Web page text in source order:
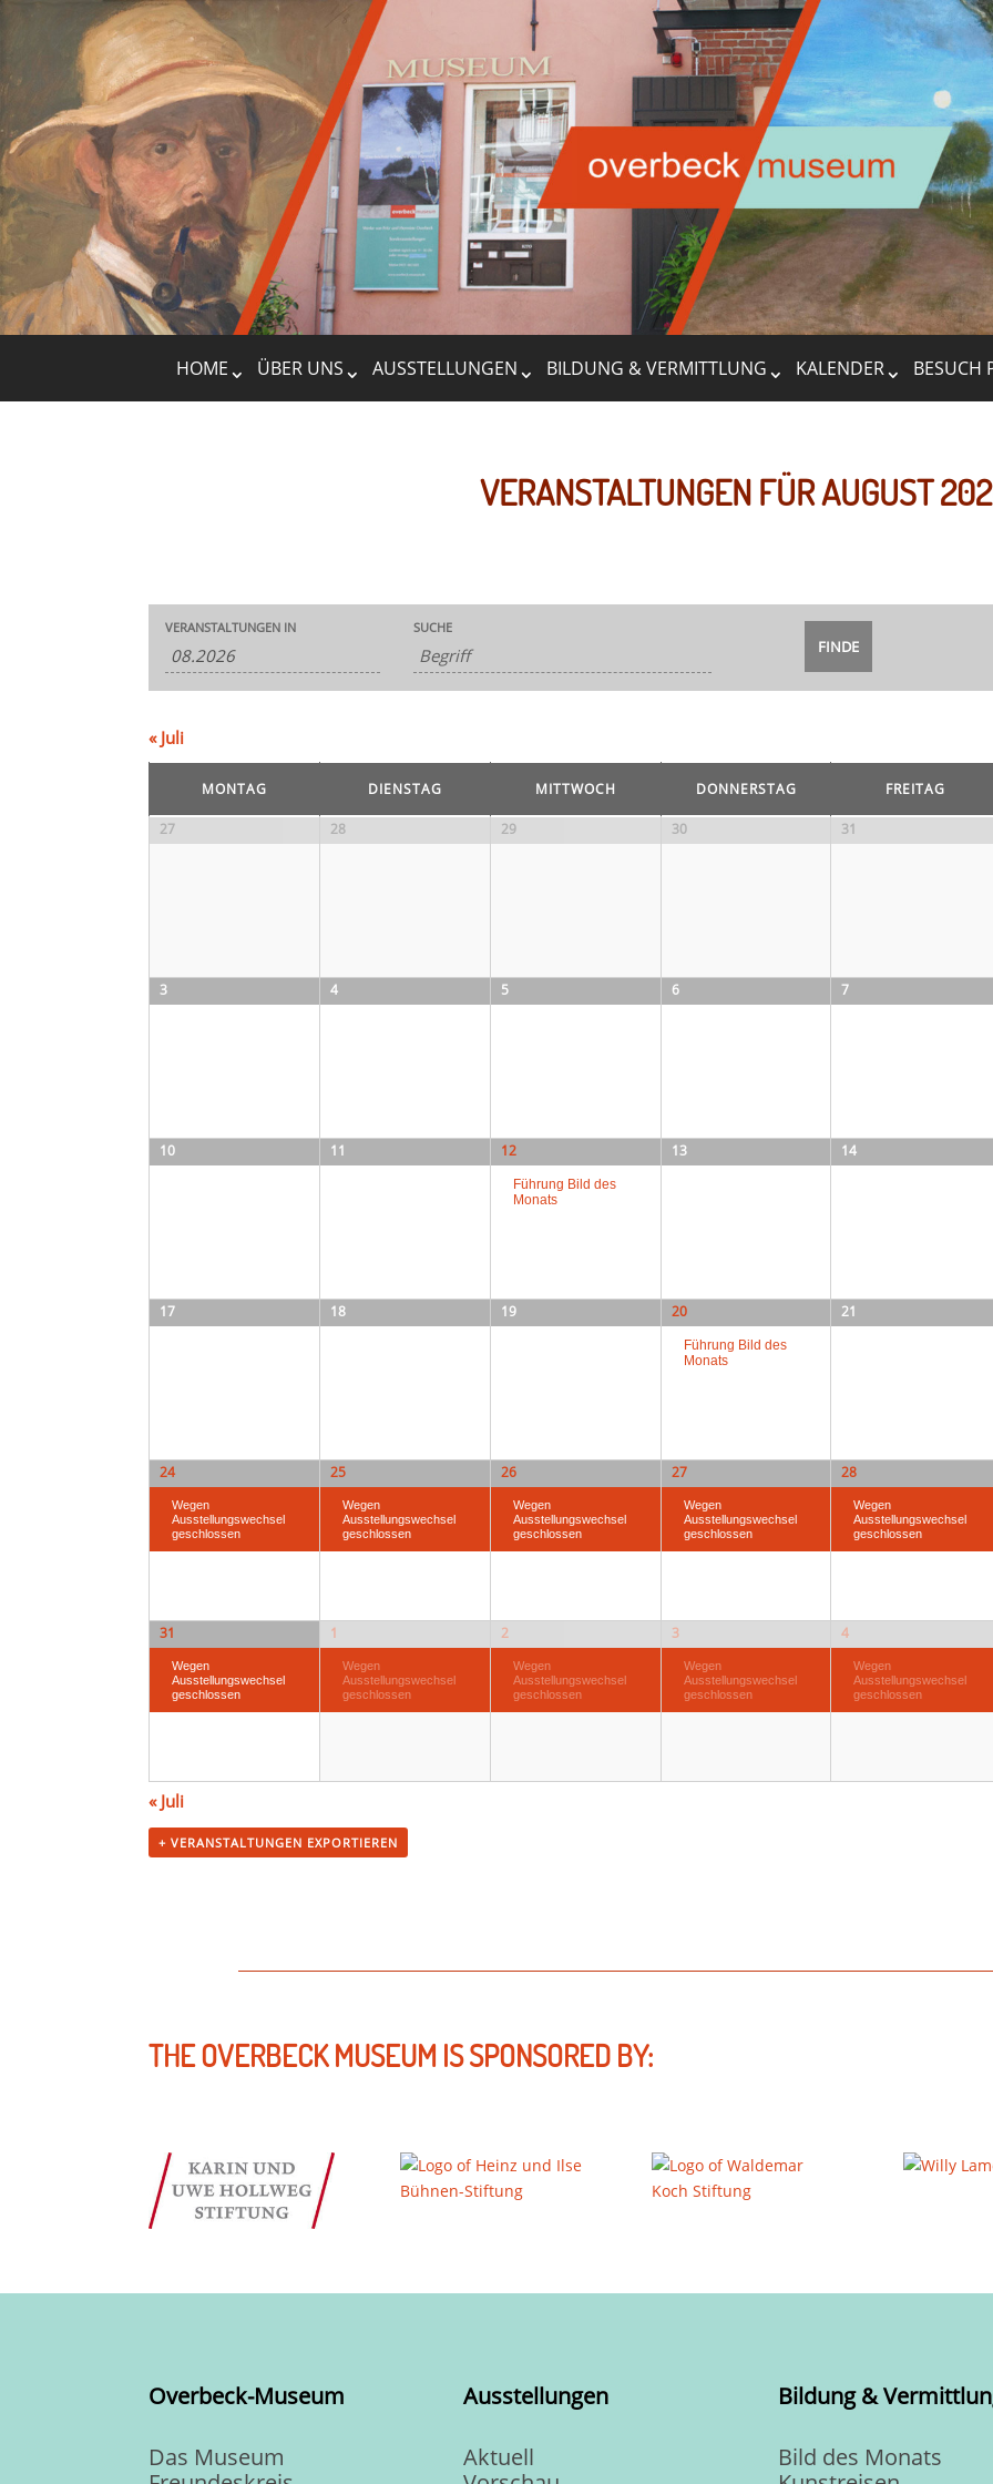
HOME ÜBER UNS AUSSTELLUNGEN BILDUNG & VERMITTLUNG KALENDER BESUCH
VERANSTALTUNGEN FÜR AUGUST
Veranstaltungen
Suche
und
Navigation
Veranstaltungen
Suche
VERANSTALTUNGEN IN SUCHE
«Juli
Kalender
Veranstaltungen
Kalender
MONTAG DIENSTAG MITTWOCH DONNERSTAG FREITAG
27 28 29 30 31
3 4 5 6 7
10 11 12
Führung Bild des
Monats
13 14
17 18 19 20
Führung Bild des
Monats
21
24
Wegen
Ausstellungswechsel
geschlossen
25
Wegen
Ausstellungswechsel
geschlossen
26
Wegen
Ausstellungswechsel
geschlossen
27
Wegen
Ausstellungswechsel
geschlossen
28
Wegen
Ausstellungswechsel
geschlossen
31
Wegen
Ausstellungswechsel
geschlossen
1
Wegen
Ausstellungswechsel
geschlossen
2
Wegen
Ausstellungswechsel
geschlossen
3
Wegen
Ausstellungswechsel
geschlossen
4
Wegen
Ausstellungswechsel
geschlossen
«Juli
+ VERANSTALTUNGEN EXPORTIEREN
THE OVERBECK MUSEUM IS SPONSORED BY:
Overbeck-Museum
Das Museum
Ausstellungen
Aktuell
Bildung &
Bild des Monats